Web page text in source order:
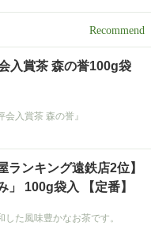
入賞茶 森の誉100g袋
入賞茶 森の誉』
ランキング遠鉄店2位】
」 100g袋入 【定番】
した風味豊かなお茶です。